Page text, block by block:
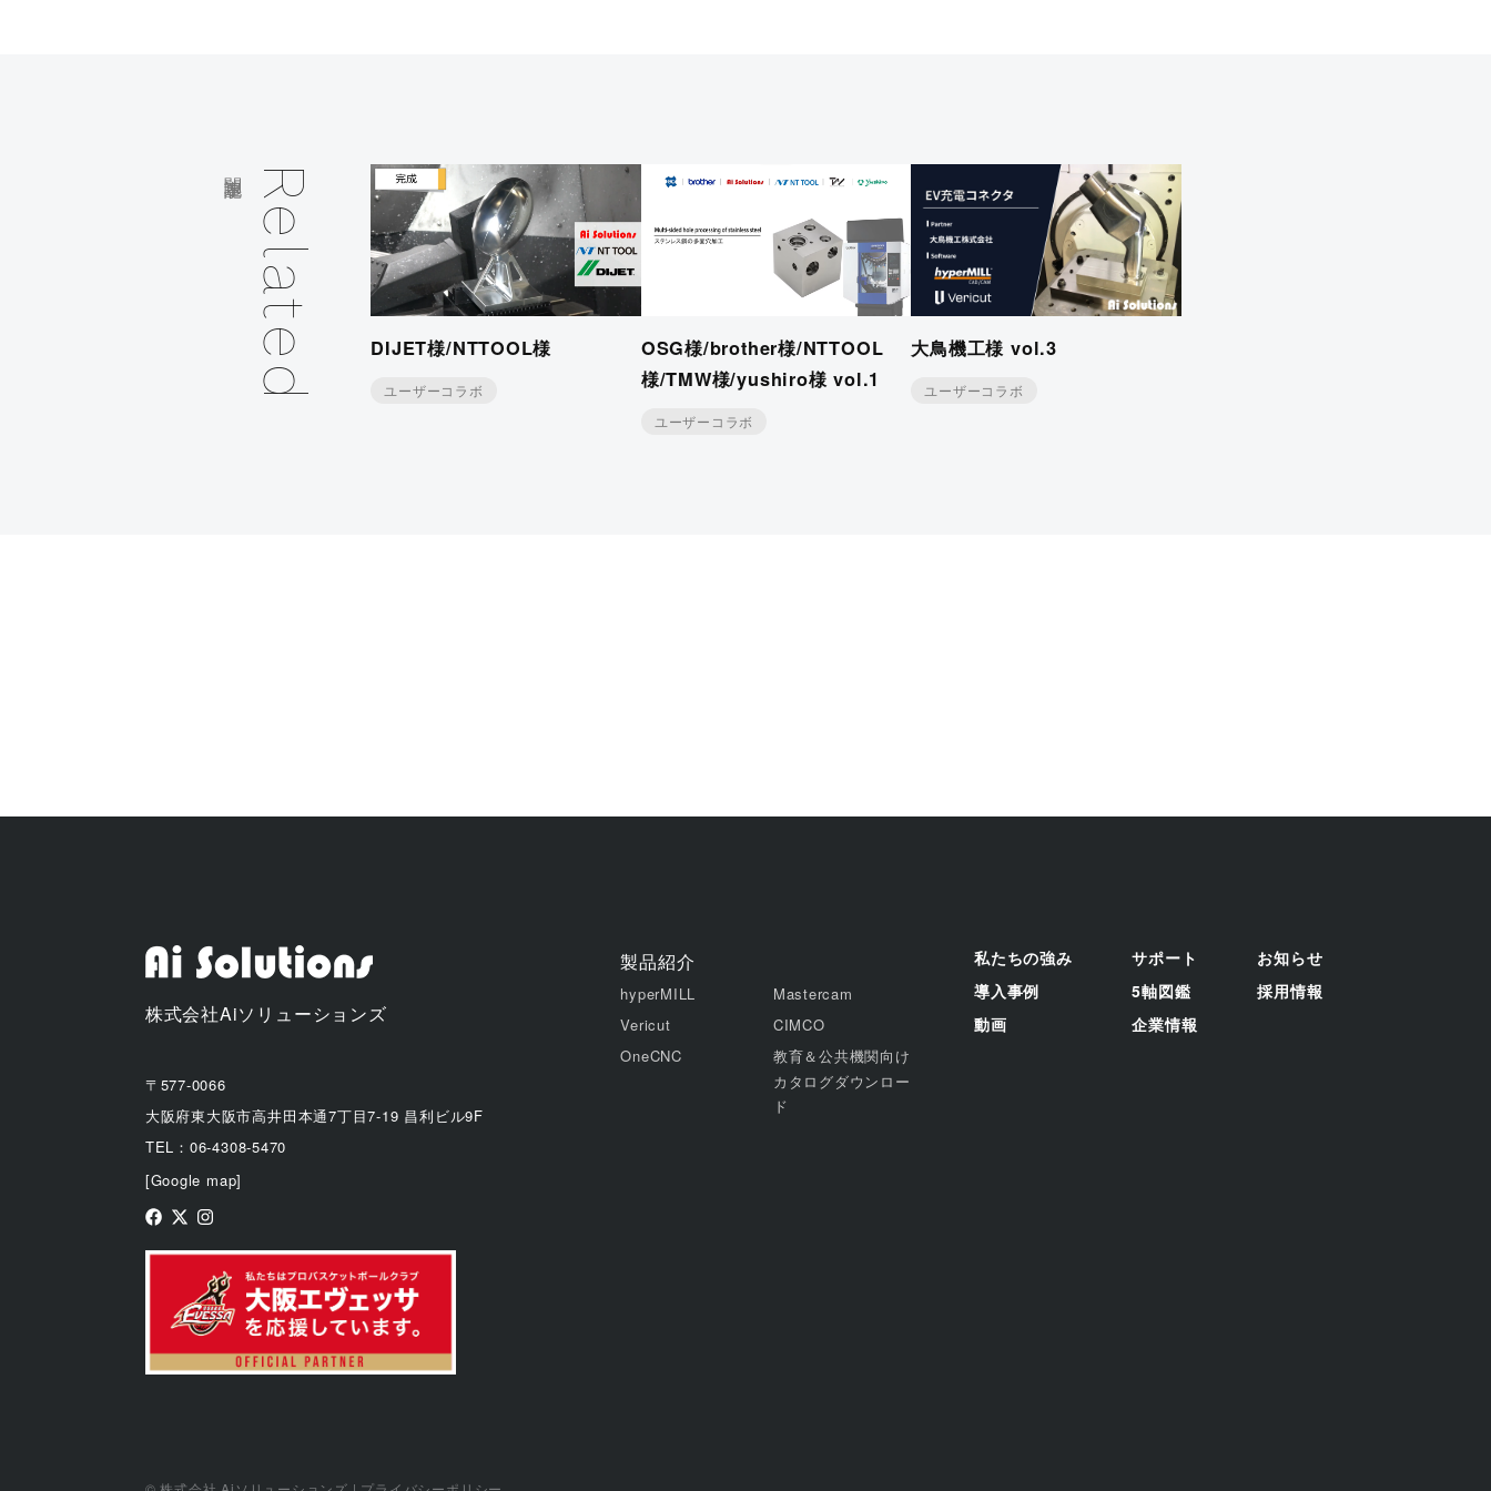
Related DIJET様/NTTOOL様
ユーザーコラボ
OSG様/brother様/NTTOOL
様/TMW様/yushiro様 vol.1
ユーザーコラボ
大鳥機工様 vol.3
ユーザーコラボ
株式会社Aiソリューションズ
〒577-0066
大阪府東大阪市高井田本通7丁目7-19 昌利ビル9F
TEL：06-4308-5470
[Google map]
製品紹介
hyperMILL
Vericut
OneCNC
Mastercam
CIMCO
教育＆公共機関向け
カタログダウンロー
ド
私たちの強み
導入事例
動画
サポート
5軸図鑑
企業情報
お知らせ
採用情報